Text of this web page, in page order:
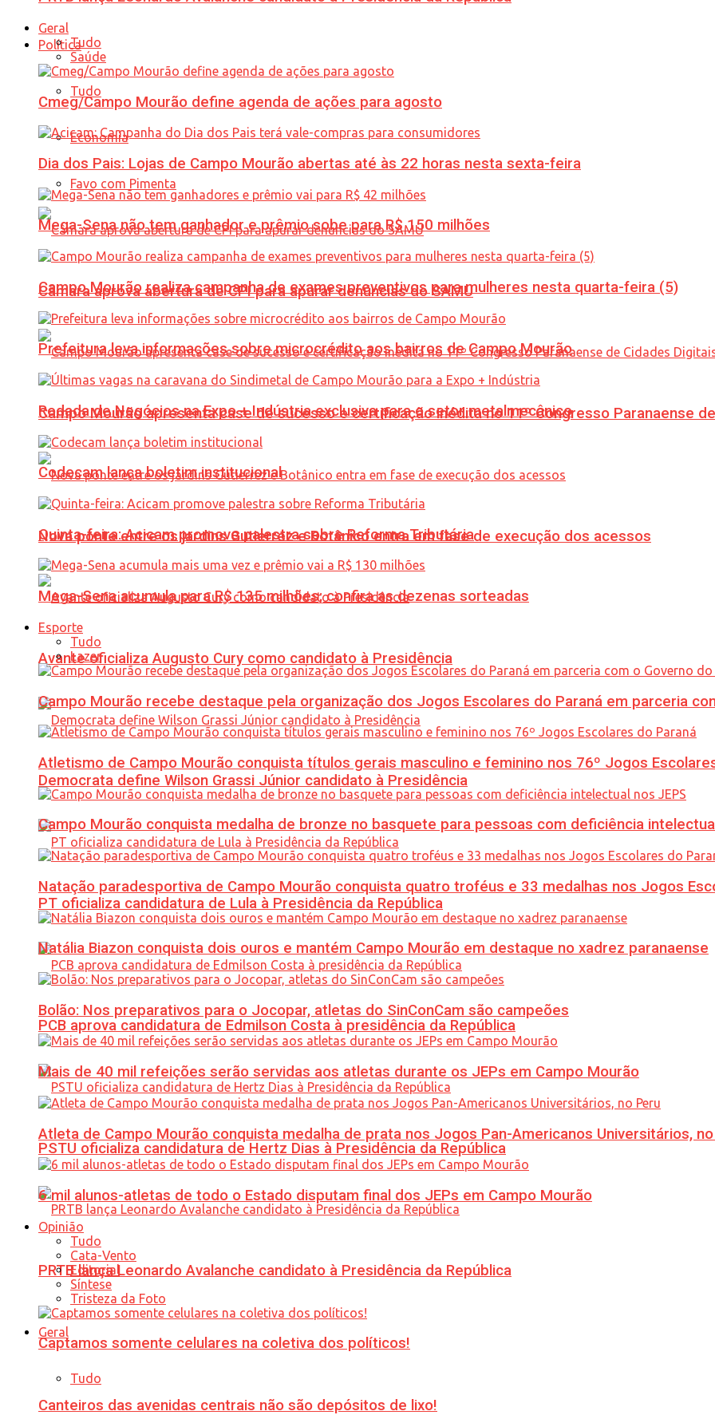
Política
Tudo
Economia
Favo com Pimenta
Câmara aprova abertura de CPI para apurar denúncias do SAMU
Campo Mourão apresenta case de sucesso e certificação inédita no 11º Congresso Paranaense
Nova ponte entre os jardins Gutierrez e Botânico entra em fase de execução dos acessos
Avante oficializa Augusto Cury como candidato à Presidência
Democrata define Wilson Grassi Júnior candidato à Presidência
PT oficializa candidatura de Lula à Presidência da República
PCB aprova candidatura de Edmilson Costa à presidência da República
PSTU oficializa candidatura de Hertz Dias à Presidência da República
PRTB lança Leonardo Avalanche candidato à Presidência da República
Geral
Tudo
Geral
Tudo
Saúde
Cmeg/Campo Mourão define agenda de ações para agosto
Dia dos Pais: Lojas de Campo Mourão abertas até às 22 horas nesta sexta-feira
Mega-Sena não tem ganhador e prêmio sobe para R$ 150 milhões
Campo Mourão realiza campanha de exames preventivos para mulheres nesta quarta-feira (5)
Prefeitura leva informações sobre microcrédito aos bairros de Campo Mourão
Rodada de Negócios na Expo + Indústria exclusiva para o setor metalmecânico
Codecam lança boletim institucional
Quinta-feira: Acicam promove palestra sobre Reforma Tributária
Mega-Sena acumula para R$ 135 milhões; confira as dezenas sorteadas
Esporte
Tudo
Lazer
Campo Mourão recebe destaque pela organização dos Jogos Escolares do Paraná em parceria
Atletismo de Campo Mourão conquista títulos gerais masculino e feminino nos 76º Jogos
Campo Mourão conquista medalha de bronze no basquete para pessoas com deficiência
Natação paradesportiva de Campo Mourão conquista quatro troféus e 33 medalhas nos Jogos
Natália Biazon conquista dois ouros e mantém Campo Mourão em destaque no xadrez paranaense
Bolão: Nos preparativos para o Jocopar, atletas do SinConCam são campeões
Mais de 40 mil refeições serão servidas aos atletas durante os JEPs em Campo Mourão
Atleta de Campo Mourão conquista medalha de prata nos Jogos Pan-Americanos Universitários,
6 mil alunos-atletas de todo o Estado disputam final dos JEPs em Campo Mourão
Opinião
Tudo
Cata-Vento
Editorial
Síntese
Tristeza da Foto
Captamos somente celulares na coletiva dos políticos!
Canteiros das avenidas centrais não são depósitos de lixo!